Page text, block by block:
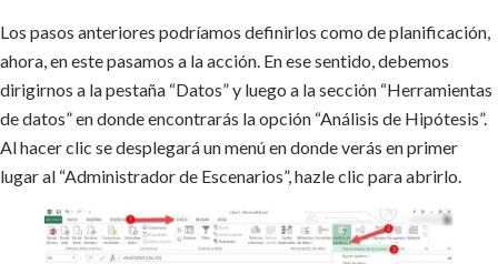
Los pasos anteriores podríamos definirlos como de planificación,
ahora, en este pasamos a la acción. En ese sentido, debemos
dirigirnos a la pestaña “Datos” y luego a la sección “Herramientas
de datos” en donde encontrarás la opción “Análisis de Hipótesis”.
Al hacer clic se desplegará un menú en donde verás en primer
lugar al “Administrador de Escenarios”, hazle clic para abrirlo.